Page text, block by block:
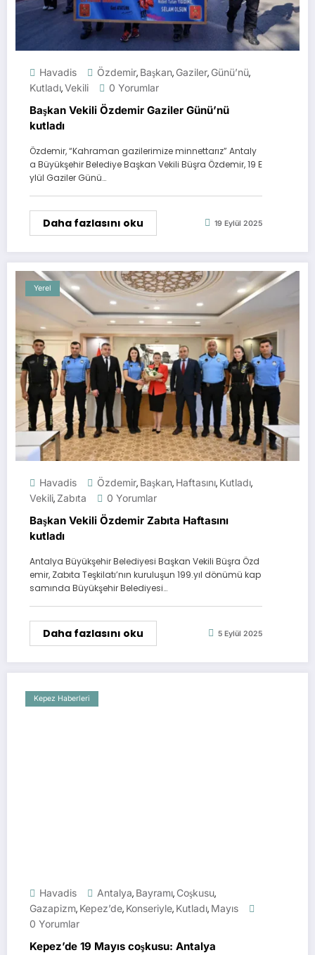
Havadis Özdemir, Başkan, Gaziler, Günü’nü,
Kutladı,Vekili 0 Yorumlar
Başkan Vekili Özdemir Gaziler Günü’nü
kutladı
Özdemir, “Kahraman gazilerimize minnettarız” Antaly
a Büyükşehir Belediye Başkan Vekili Büşra Özdemir, 19 E
ylül Gaziler Günü…
Daha fazlasını oku 19 Eylül 2025
Yerel
Havadis Özdemir, Başkan, Haftasını, Kutladı,
Vekili,Zabıta 0 Yorumlar
Başkan Vekili Özdemir Zabıta Haftasını
kutladı
Antalya Büyükşehir Belediyesi Başkan Vekili Büşra Özd
emir, Zabıta Teşkilatı’nın kuruluşun 199.yıl dönümü kap
samında Büyükşehir Belediyesi…
Daha fazlasını oku 5 Eylül 2025
Kepez Haberleri
Havadis Antalya, Bayramı, Coşkusu,
Gazapizm, Kepez’de, Konseriyle, Kutladı, Mayıs
0 Yorumlar
Kepez’de 19 Mayıs coşkusu: Antalya